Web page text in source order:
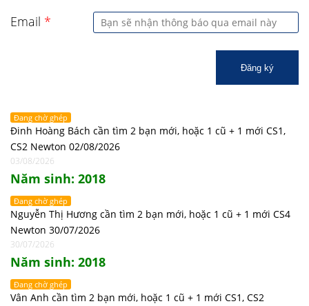
Email *
Đăng ký
Đang chờ ghép
Đinh Hoàng Bách cần tìm 2 bạn mới, hoặc 1 cũ + 1 mới CS1,
CS2 Newton 02/08/2026
03/08/2026
Năm sinh: 2018
Đang chờ ghép
Nguyễn Thị Hương cần tìm 2 bạn mới, hoặc 1 cũ + 1 mới CS4
Newton 30/07/2026
30/07/2026
Năm sinh: 2018
Đang chờ ghép
Vân Anh cần tìm 2 bạn mới, hoặc 1 cũ + 1 mới CS1, CS2